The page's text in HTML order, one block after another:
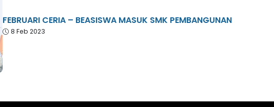
FEBRUARI CERIA – BEASISWA MASUK SMK PEMBANGUNAN
8 Feb 2023